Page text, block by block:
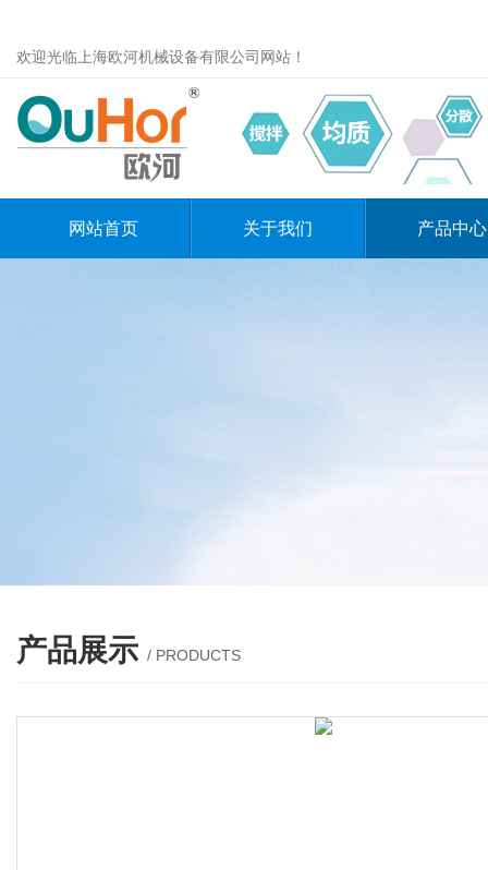
欢迎光临上海欧河机械设备有限公司网站！
网站首页 关于我们 产品中心
产品展示 / PRODUCTS